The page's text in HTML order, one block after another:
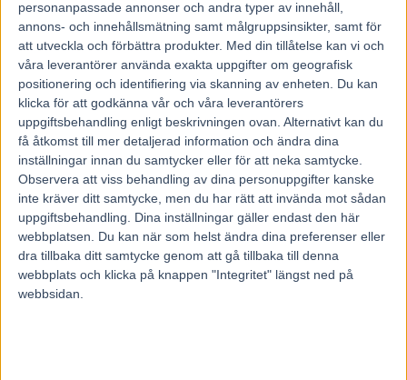
personanpassade annonser och andra typer av innehåll,
annons- och innehållsmätning samt målgruppsinsikter, samt för
att utveckla och förbättra produkter. Med din tillåtelse kan vi och
våra leverantörer använda exakta uppgifter om geografisk
positionering och identifiering via skanning av enheten. Du kan
klicka för att godkänna vår och våra leverantörers
uppgiftsbehandling enligt beskrivningen ovan. Alternativt kan du
få åtkomst till mer detaljerad information och ändra dina
inställningar innan du samtycker eller för att neka samtycke.
Observera att viss behandling av dina personuppgifter kanske
inte kräver ditt samtycke, men du har rätt att invända mot sådan
uppgiftsbehandling. Dina inställningar gäller endast den här
webbplatsen. Du kan när som helst ändra dina preferenser eller
dra tillbaka ditt samtycke genom att gå tillbaka till denna
webbplats och klicka på knappen "Integritet" längst ned på
webbsidan.
Fyra segrar, fyra starter.
Hans R Strömberg har en jättetalang i treåriga Xerava C.D.
– Hon är en riktig drömhäst, säger tränaren.
Solvalla och Åby delar på onsdagens V86® och på nationalarenan
gör ett treårigt sto med en lovande framtid ett återbesök.
C.D (V86-2) har påbörjat sin tävlingskarriär helt fläckfritt. På fyra
starter har det blivit fyra segrar.
Nu väntar ett nytt framträdande i Stockholm, då Vårfavoriten för
ston ska avgöras.
– Hon har gjort allt rätt hittills, kommit rätt på det varje gång. Det är
häftigt, säger tränaren Hans R Strömberg.
Efter att Rättviksstoet inlett med två raka i fjol som tvååring har hon
hittills i år huserat på Solvalla. Senast spände man bågen i en
upplaga av Margaretas Tidiga Unghästserie mot delar av kulleliten,
något som resulterade i en imponerande seger. Xerava C.D anförde